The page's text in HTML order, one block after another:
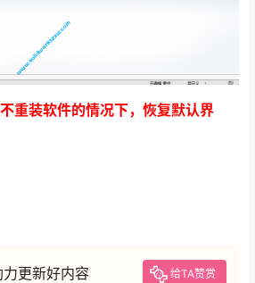
重装软件的情况下，恢复默认界
更新好内容 给TA赞赏